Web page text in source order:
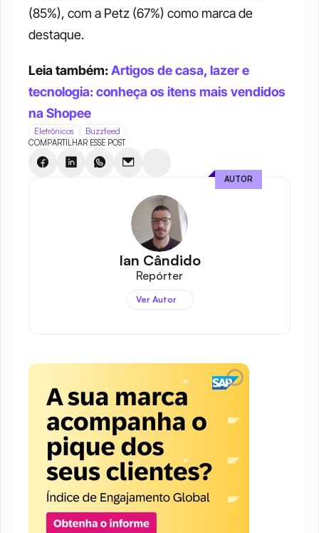
(85%), com a Petz (67%) como marca de
destaque.
Leia também: Artigos de casa, lazer e
tecnologia: conheça os itens mais vendidos
na Shopee
Eletrônicos Buzzfeed
COMPARTILHAR ESSE POST
Ian Cândido
Repórter
Ver Autor
AUTOR